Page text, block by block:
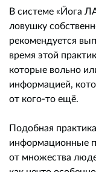
В системе «Йога
ловушку
рекомендуется
время этой
которые вольно
информацией,
от кого-то ещё.
Подобная
информационные
от множества